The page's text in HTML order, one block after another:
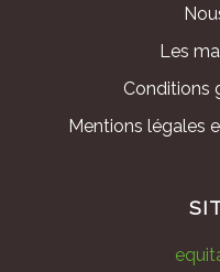
Les
Conditions
Mentions légales